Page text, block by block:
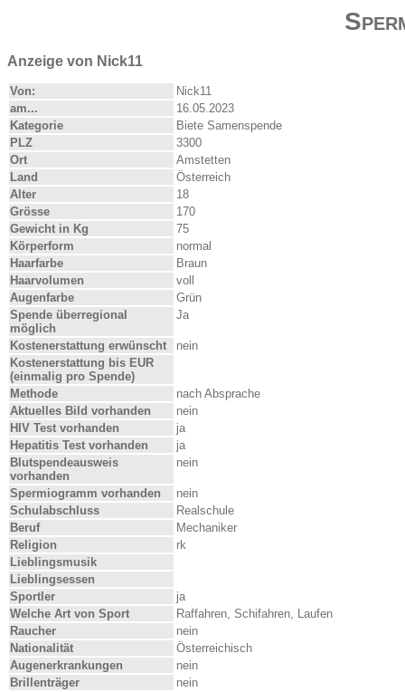
Anzeige von Nick11
Von:
Nick11
am...
16.05.2023
Kategorie
Biete Samenspende
PLZ
3300
Ort
Amstetten
Land
Österreich
Alter
18
Grösse
170
Gewicht in Kg
75
Körperform
normal
Haarfarbe
Braun
Haarvolumen
voll
Augenfarbe
Grün
Spende überregional
möglich
Ja
Kostenerstattung erwünscht
nein
Kostenerstattung bis EUR
(einmalig pro Spende)
Methode
nach Absprache
Aktuelles Bild vorhanden
nein
HIV Test vorhanden
ja
Hepatitis Test vorhanden
ja
Blutspendeausweis
vorhanden
nein
Spermiogramm vorhanden
nein
Schulabschluss
Realschule
Beruf
Mechaniker
Religion
rk
Lieblingsmusik
Lieblingsessen
Sportler
ja
Welche Art von Sport
Raffahren, Schifahren, Laufen
Raucher
nein
Nationalität
Österreichisch
Augenerkrankungen
nein
Brillenträger
nein